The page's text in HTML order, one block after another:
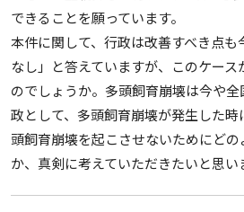
できることを願っています。
本件に関して、行政は改善すべき点
なし」と答えていますが、このケー
のでしょうか。多頭飼育崩壊は今や
政として、多頭飼育崩壊が発生した
頭飼育崩壊を起こさせないためにど
か、真剣に考えていただきたいと思い